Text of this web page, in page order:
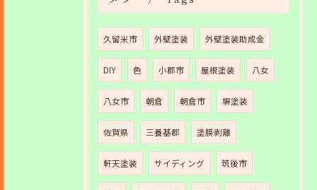
久留米市 外壁塗装 外壁塗装助成金
DIY 色 小郡市 屋根塗装 八女
八女市 朝倉 朝倉市 塀塗装
佐賀県 三養基郡 塗膜剥離
軒天塗装 サイディング 筑後市